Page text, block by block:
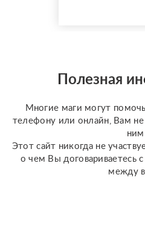
разных
Полезная
Многие маги могут
телефону или онлайн, Вам не
ним
Этот сайт никогда не
о чем Вы договариваетесь
между